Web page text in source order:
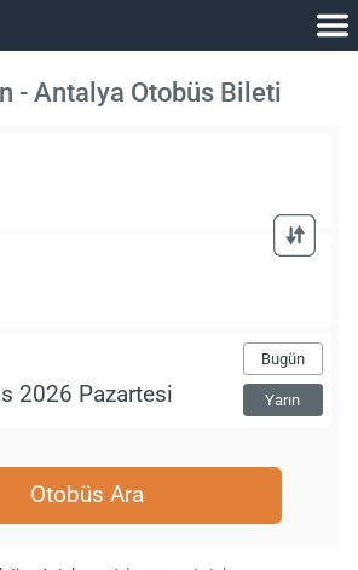
- Antalya Otobüs Bileti
Bugün
Yarın
Otobüs Ara